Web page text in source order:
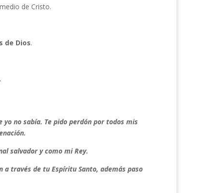
de Cristo.
de Dios.
no sabía. Te pido perdón por todos mis
salvador y como mi Rey.
a través de tu Espíritu Santo, además paso